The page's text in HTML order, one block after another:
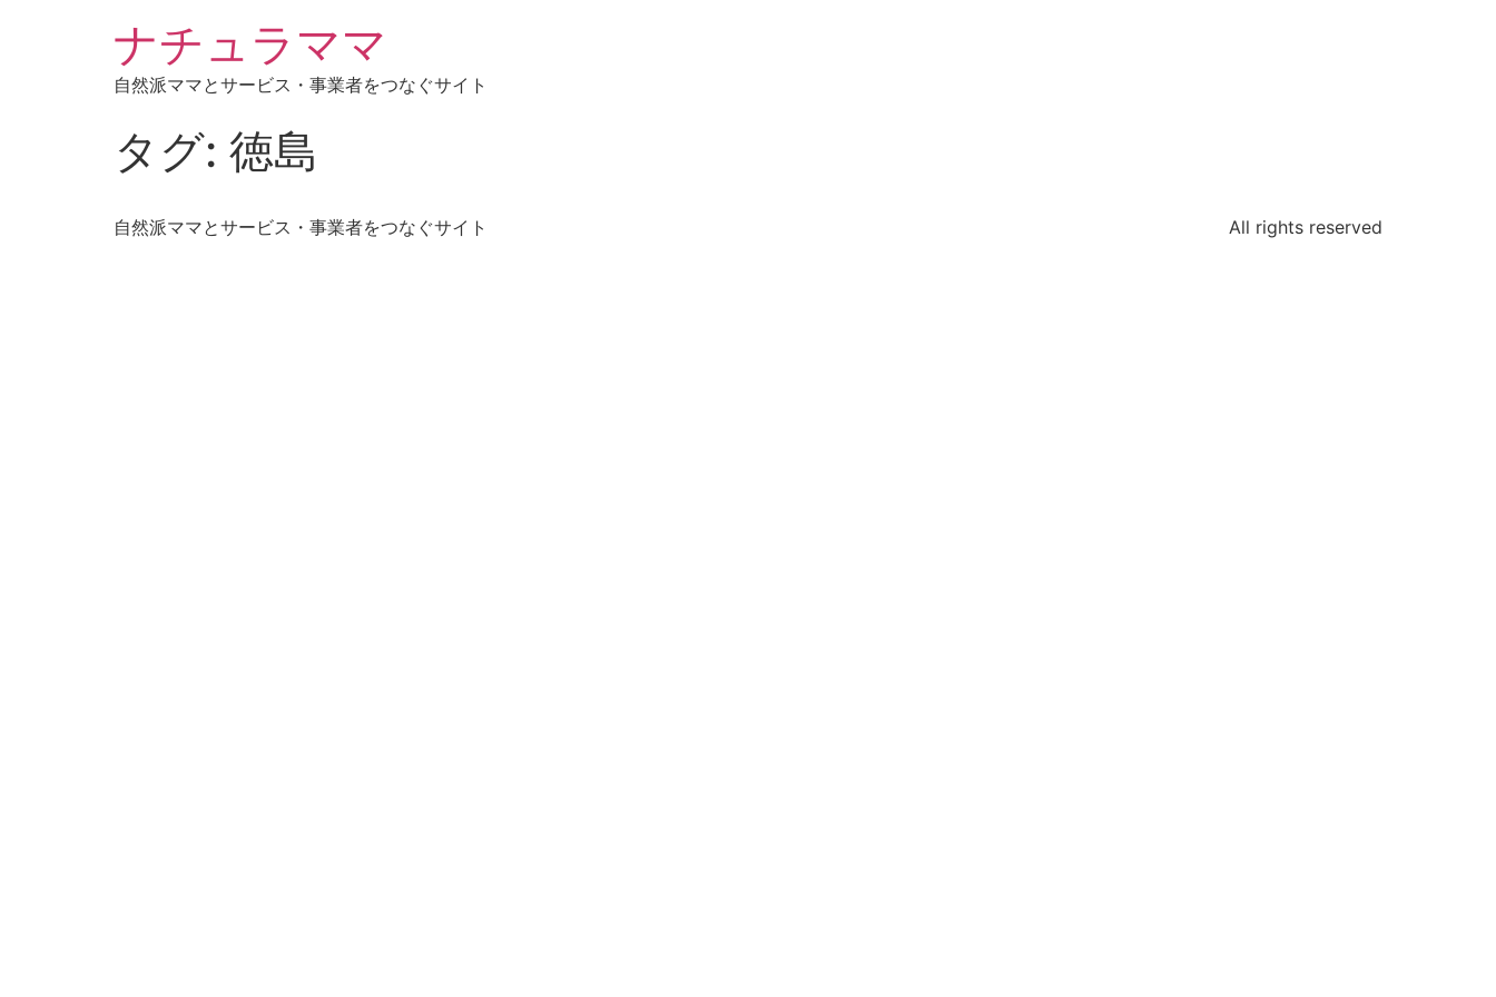
ナチュラママ
自然派ママとサービス・事業者をつなぐサイト
タグ: 徳島
自然派ママとサービス・事業者をつなぐサイト All rights reserved